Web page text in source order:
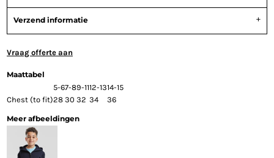
Verzend informatie
Vraag offerte aan
Maattabel
5-67-89-1112-1314-15
Chest (to fit)28 30 32 34 36
Meer afbeeldingen